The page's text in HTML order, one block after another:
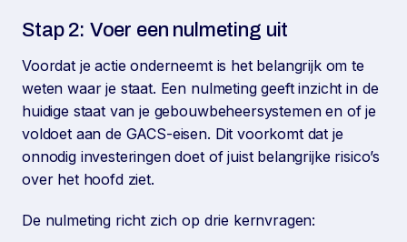
Stap 2: Voer een nulmeting uit
Voordat je actie onderneemt is het belangrijk om te
weten waar je staat. Een nulmeting geeft inzicht in de
huidige staat van je gebouwbeheersystemen en of je
voldoet aan de GACS-eisen. Dit voorkomt dat je
onnodig investeringen doet of juist belangrijke risico’s
over het hoofd ziet.
De nulmeting richt zich op drie kernvragen: